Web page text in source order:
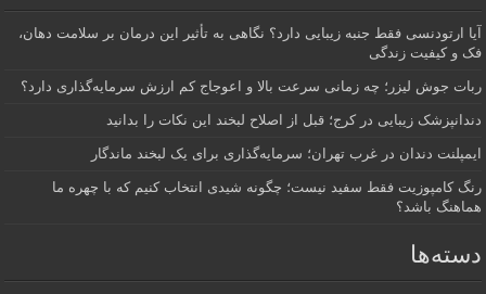
آیا ارتودنسی فقط جنبه زیبایی دارد؟ نگاهی به تأثیر این درمان بر سلامت دهان،
فک و کیفیت زندگی
ربات جوش لیزر؛ چه زمانی سرعت بالا و اعوجاج کم ارزش سرمایه‌گذاری دارد؟
دندانپزشک زیبایی در کرج؛ قبل از اصلاح لبخند این نکات را بدانید
ایمپلنت دندان در غرب تهران؛ سرمایه‌گذاری برای یک لبخند ماندگار
رنگ کامپوزیت فقط سفید نیست؛ چگونه شیدی انتخاب کنیم که با چهره ما
هماهنگ باشد؟
دسته‌ها